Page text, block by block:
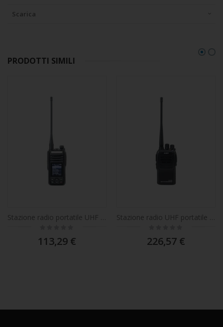
Scarica
PRODOTTI SIMILI
113,29 € 226,57 €